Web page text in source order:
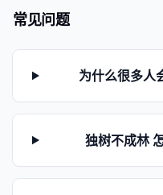
常见问题
为什么很多人
独树不成林